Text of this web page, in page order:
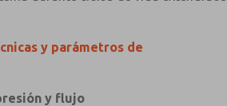
y parámetros de
y flujo